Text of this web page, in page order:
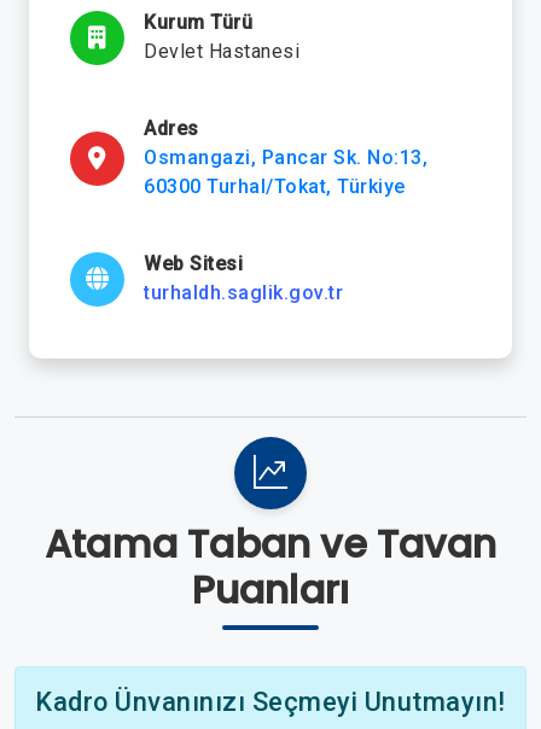
Kurum Türü
Devlet Hastanesi
Adres
Osmangazi, Pancar Sk. No:13,
60300 Turhal/Tokat, Türkiye
Web Sitesi
turhaldh.saglik.gov.tr
Atama Taban ve Tavan
Puanları
Kadro Ünvanınızı Seçmeyi Unutmayın!